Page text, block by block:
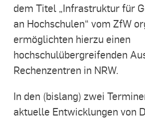
dem Titel „Infrastruktur für
an Hochschulen“ vom ZfW
ermöglichten hierzu einen
hochschulübergreifenden
Rechenzentren in NRW.
In den (bislang) zwei
aktuelle Entwicklungen von